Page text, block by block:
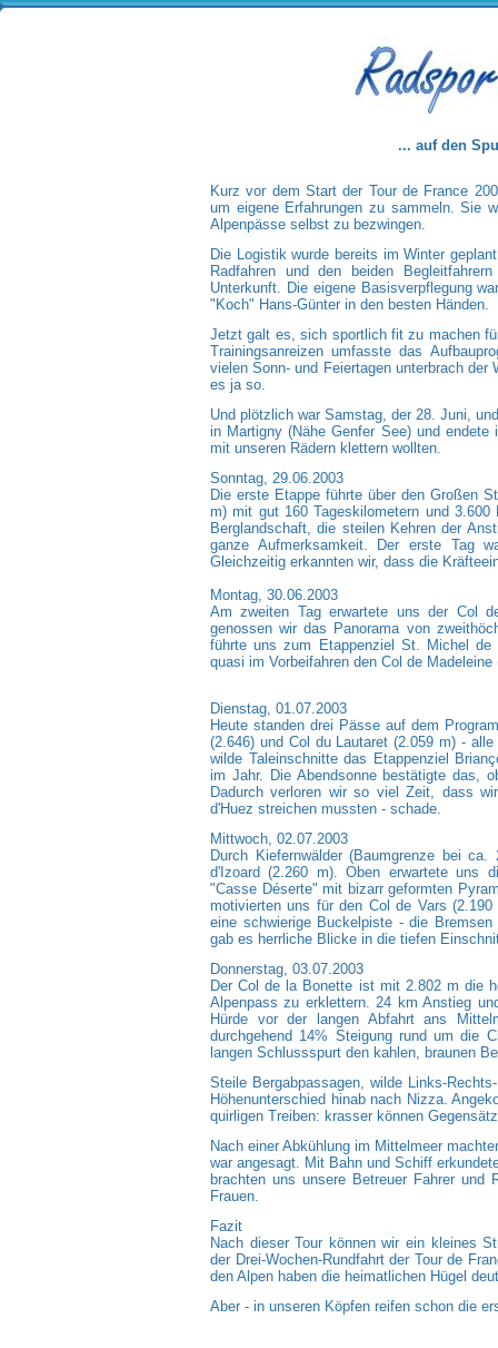
... auf den
Kurz vor dem Start der Tour de France
um eigene Erfahrungen zu sammeln. Sie
Alpenpässe selbst zu bezwingen.
Die Logistik wurde bereits im Winter
Radfahren und den beiden
Unterkunft. Die eigene Basisverpflegung
"Koch" Hans-Günter in den besten Händen.
Jetzt galt es, sich sportlich fit zu machen
Trainingsanreizen umfasste das
vielen Sonn- und Feiertagen unterbrach
es ja so.
Und plötzlich war Samstag, der 28. Juni,
in Martigny (Nähe Genfer See) und
mit unseren Rädern klettern wollten.
Sonntag, 29.06.2003
Die erste Etappe führte über den Großen
m) mit gut 160 Tageskilometern und
Berglandschaft, die steilen Kehren der
ganze Aufmerksamkeit. Der erste Tag
Gleichzeitig erkannten wir, dass die
Montag, 30.06.2003
Am zweiten Tag erwartete uns der Col
genossen wir das Panorama von
führte uns zum Etappenziel St. Michel de
quasi im Vorbeifahren den Col de
Dienstag, 01.07.2003
Heute standen drei Pässe auf dem
(2.646) und Col du Lautaret (2.059 m) -
wilde Taleinschnitte das Etappenziel
im Jahr. Die Abendsonne bestätigte das,
Dadurch verloren wir so viel Zeit, dass
d'Huez streichen mussten - schade.
Mittwoch, 02.07.2003
Durch Kiefernwälder (Baumgrenze bei
d'Izoard (2.260 m). Oben erwartete uns
"Casse Déserte" mit bizarr geformten
motivierten uns für den Col de Vars
eine schwierige Buckelpiste - die
gab es herrliche Blicke in die tiefen
Donnerstag, 03.07.2003
Der Col de la Bonette ist mit 2.802 m die
Alpenpass zu erklettern. 24 km Anstieg
Hürde vor der langen Abfahrt ans
durchgehend 14% Steigung rund um die
langen Schlussspurt den kahlen, braunen
Steile Bergabpassagen, wilde Links-
Höhenunterschied hinab nach Nizza.
quirligen Treiben: krasser können
Nach einer Abkühlung im Mittelmeer
war angesagt. Mit Bahn und Schiff
brachten uns unsere Betreuer Fahrer und
Frauen.
Fazit
Nach dieser Tour können wir ein kleines
der Drei-Wochen-Rundfahrt der Tour de
den Alpen haben die heimatlichen Hügel
Aber - in unseren Köpfen reifen schon die